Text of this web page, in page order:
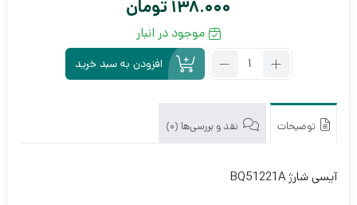
138.000 تومان
موجود در انبار
تعداد:
BQ51221A
افزودن به سبد خرید
توضیحات نقد و بررسی‌ها (0)
آیسی شارژ BQ51221A